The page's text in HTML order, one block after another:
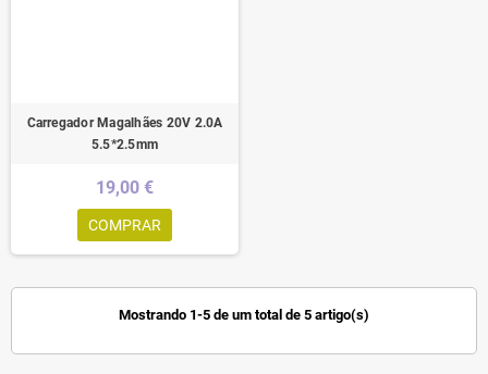
Carregador Magalhães 20V 2.0A
5.5*2.5mm
19,00 €
COMPRAR
Mostrando 1-5 de um total de 5 artigo(s)